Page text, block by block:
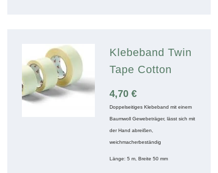
Klebeband Twin
Tape Cotton
4,70 €
Doppelseitiges Klebeband mit einem
Baumwoll Gewebeträger, lässt sich mit
der Hand abreißen,
weichmacherbeständig
Länge: 5 m, Breite 50 mm